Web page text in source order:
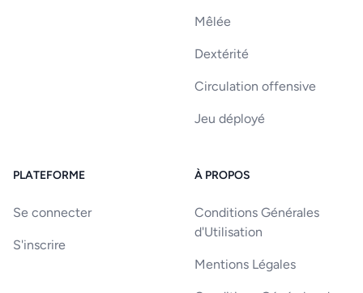
Mêlée
Dextérité
Circulation offensive
Jeu déployé
PLATEFORME
Se connecter
S'inscrire
À PROPOS
Conditions Générales
d'Utilisation
Mentions Légales